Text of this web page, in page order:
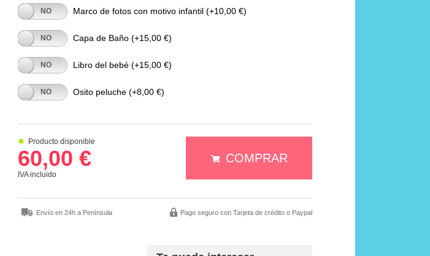
NO Marco de fotos con motivo infantil (+10,00 €)
NO Capa de Baño (+15,00 €)
NO Libro del bebé (+15,00 €)
NO Osito peluche (+8,00 €)
Producto disponible
60,00 €
IVA incluido
COMPRAR
Envío en 24h a Península Pago seguro con Tarjeta de crédito o Paypal